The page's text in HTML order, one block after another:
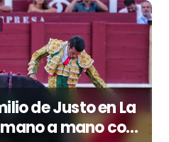
de Justo en La
a mano con